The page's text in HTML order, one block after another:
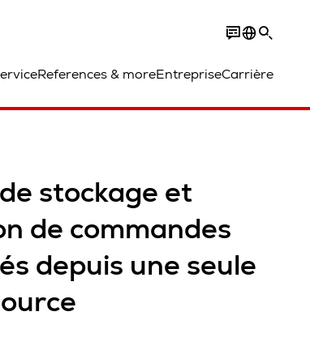
References & moreEntrepriseCarrière
stockage et
de commandes
depuis une seule